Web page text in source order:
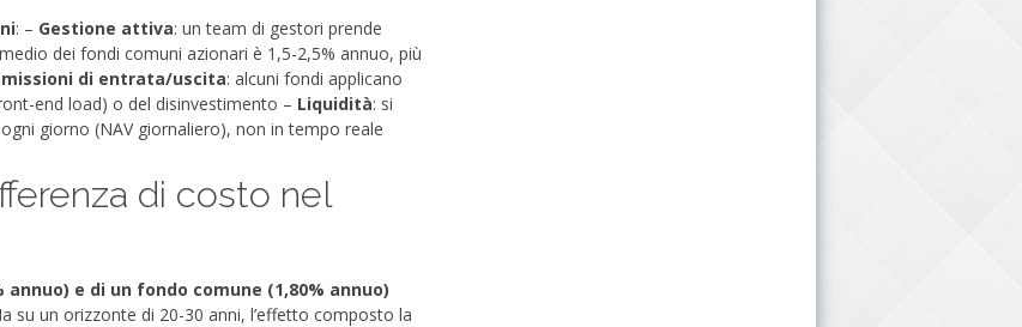
: – Gestione attiva: un team di gestori prende
medio dei fondi comuni azionari è 1,5-2,5% annuo, più
di entrata/uscita: alcuni fondi applicano
end load) o del disinvestimento – Liquidità: si
giorno (NAV giornaliero), non in tempo reale
di costo nel
e di un fondo comune (1,80% annuo)
su un orizzonte di 20-30 anni, l’effetto composto la